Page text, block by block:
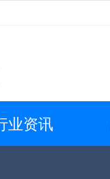
业资讯